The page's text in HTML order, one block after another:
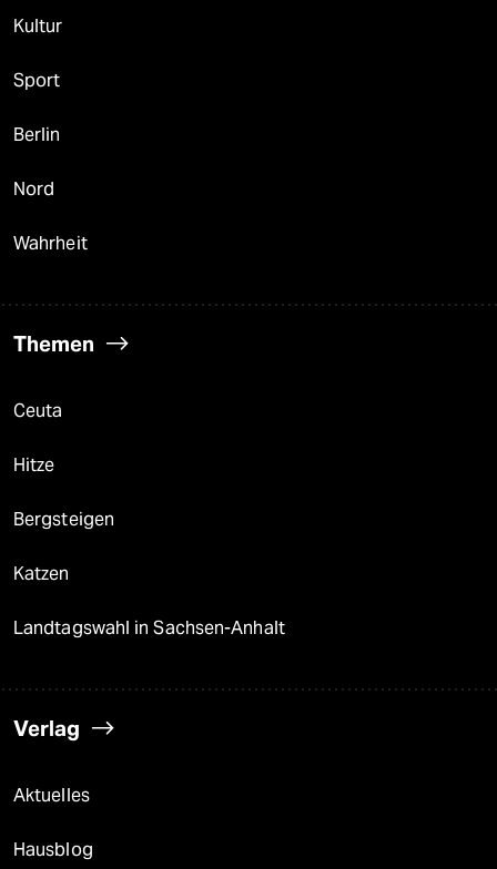
Kultur
Sport
Berlin
Nord
Wahrheit
Themen
Ceuta
Hitze
Bergsteigen
Katzen
Landtagswahl in Sachsen-Anhalt
Verlag
Aktuelles
Hausblog